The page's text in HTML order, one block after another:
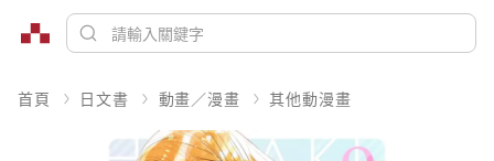
首頁 日文書 動畫／漫畫 其他動漫畫